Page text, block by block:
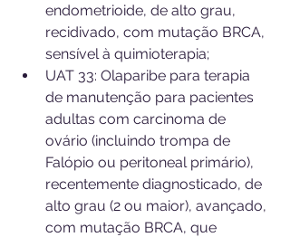
endometrioide, de alto grau,
recidivado, com mutação BRCA,
sensível à quimioterapia;
UAT 33: Olaparibe para terapia
de manutenção para pacientes
adultas com carcinoma de
ovário (incluindo trompa de
Falópio ou peritoneal primário),
recentemente diagnosticado, de
alto grau (2 ou maior), avançado,
com mutação BRCA, que